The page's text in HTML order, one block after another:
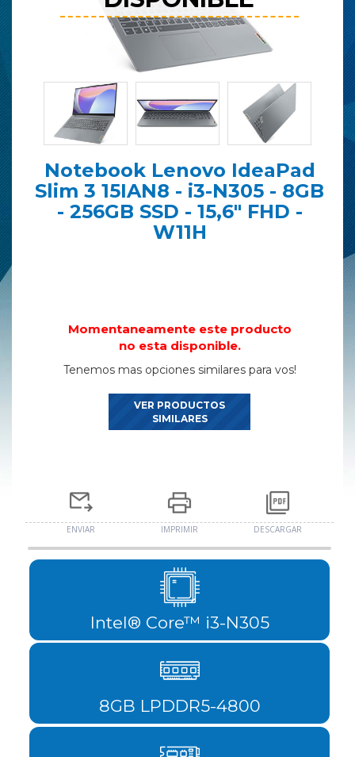
Notebook Lenovo IdeaPad
Slim 3 15IAN8 - i3-N305 - 8GB
- 256GB SSD - 15,6" FHD -
W11H
Momentaneamente este producto
no esta disponible.
Tenemos mas opciones similares para vos!
VER PRODUCTOS
SIMILARES
ENVIAR IMPRIMIR DESCARGAR
Intel® Core™ i3-N305
8GB LPDDR5-4800